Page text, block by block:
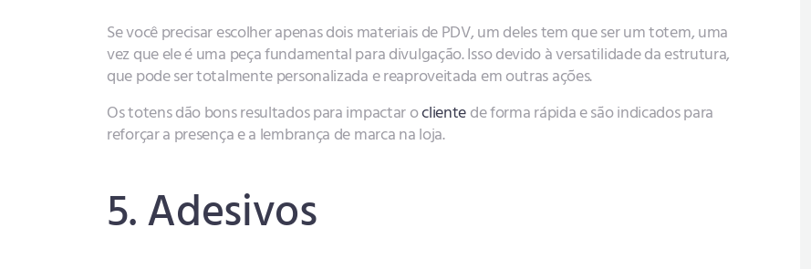
Se você precisar escolher apenas dois materiais de PDV, um deles tem que ser um totem, uma
vez que ele é uma peça fundamental para divulgação. Isso devido à versatilidade da estrutura,
que pode ser totalmente personalizada e reaproveitada em outras ações.
Os totens dão bons resultados para impactar oclientede forma rápida e são indicados para
reforçar a presença e a lembrança de marca na loja.
5. Adesivos